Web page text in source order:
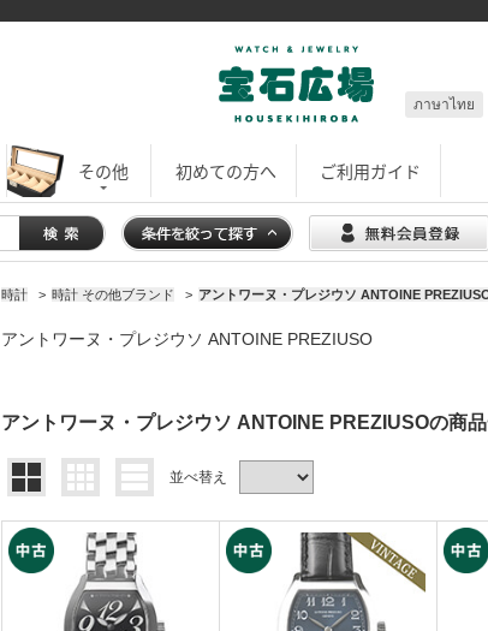
ภาษาไทย
その他 初めての方へ ご利用ガイド
時計 > 時計 その他ブランド > アントワーヌ・プレジウソ ANTOINE
アントワーヌ・プレジウソ ANTOINE PREZIUSO
アントワーヌ・プレジウソ ANTOINE PREZIUSOの商
並べ替え